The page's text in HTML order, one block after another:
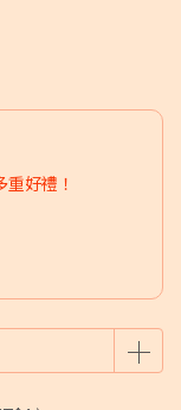
好禮！